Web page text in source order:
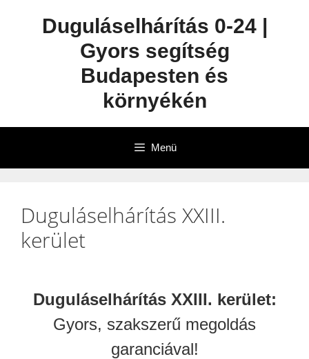
Duguláselhárítás 0-24 |
Gyors segítség
Budapesten és
környékén
Menü
Duguláselhárítás XXIII.
kerület
Duguláselhárítás XXIII. kerület:
Gyors, szakszerű megoldás
garanciával!